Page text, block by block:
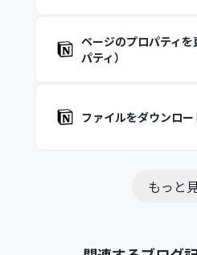
ページのプロパティ
パティ）
ファイルをダウンロー
もっと